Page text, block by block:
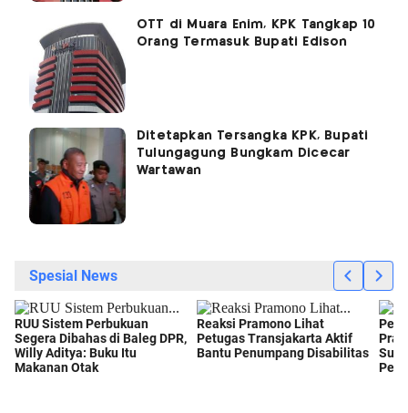
OTT di Muara Enim, KPK Tangkap 10
Orang Termasuk Bupati Edison
Ditetapkan Tersangka KPK, Bupati
Tulungagung Bungkam Dicecar
Wartawan